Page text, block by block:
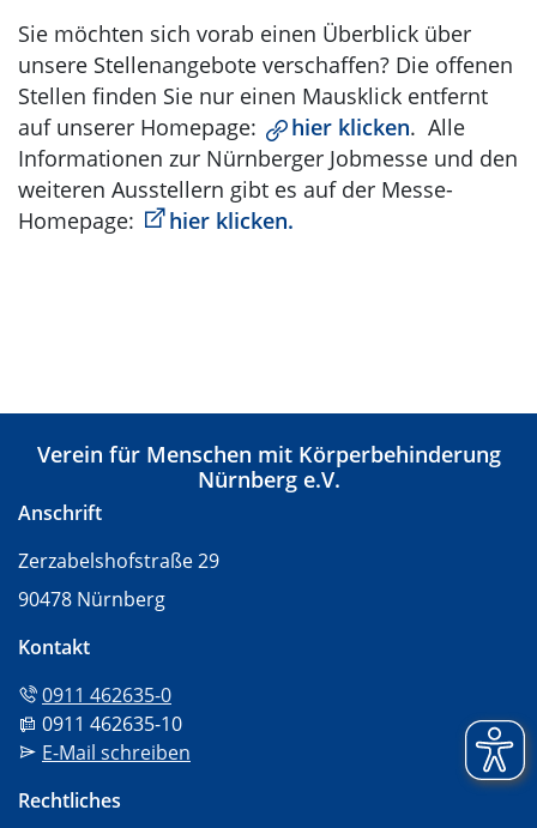
Sie möchten sich vorab einen Überblick über
unsere Stellenangebote verschaffen? Die offenen
Stellen finden Sie nur einen Mausklick entfernt
auf unserer Homepage:
hier klicken. Alle
Informationen zur Nürnberger Jobmesse und den
weiteren Ausstellern gibt es auf der Messe-
Homepage:
hier klicken.
Anschrift
Zerzabelshofstraße 29
90478 Nürnberg
Kontakt
Tel:
0911 462635-0
Fax:
0911 462635-10
Mail:
E-Mail schreiben
Rechtliches
Verein für Menschen mit Körperbehinderung
Nürnberg e.V.